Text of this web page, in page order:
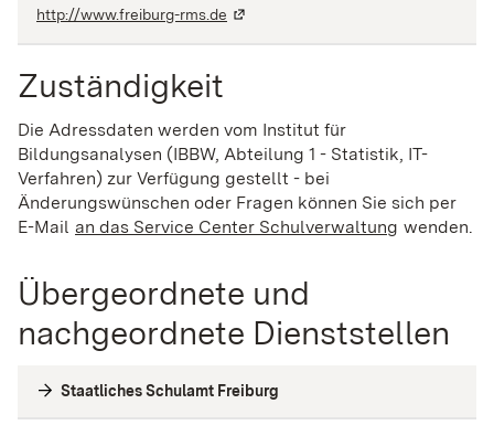
http://www.freiburg-rms.de
Zuständigkeit
Die Adressdaten werden vom Institut für
Bildungsanalysen (IBBW, Abteilung 1 - Statistik, IT-
Verfahren) zur Verfügung gestellt - bei
Änderungswünschen oder Fragen können Sie sich per
E-Mail an das Service Center Schulverwaltung (Wird in
wenden.
Übergeordnete und
nachgeordnete Dienststellen
Staatliches Schulamt Freiburg